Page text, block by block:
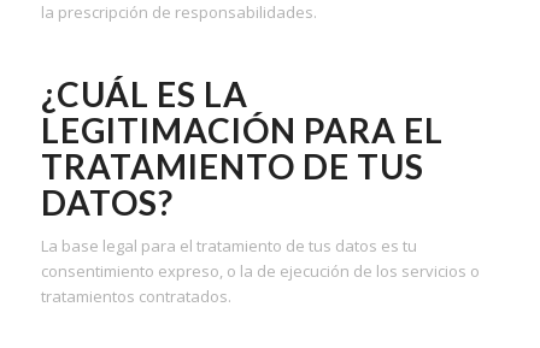
la prescripción de responsabilidades.
¿CUÁL ES LA
LEGITIMACIÓN PARA EL
TRATAMIENTO DE TUS
DATOS?
La base legal para el tratamiento de tus datos es tu
consentimiento expreso, o la de ejecución de los servicios o
tratamientos contratados.